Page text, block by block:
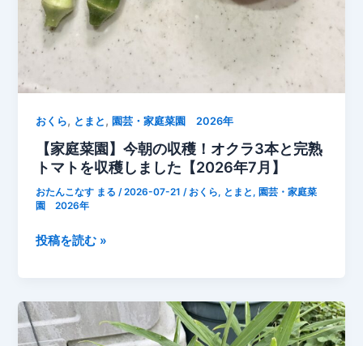
おくら, とまと ,園芸・家庭菜園 2026年
【家庭菜園】今朝の収穫！オクラ3本と完熟
トマトを収穫しました【2026年7月】
おたんこなす まる/2026-07-21/ おくら, とまと , 園芸・家庭菜
園 2026年
【家
園】
今
朝
投稿を読む »